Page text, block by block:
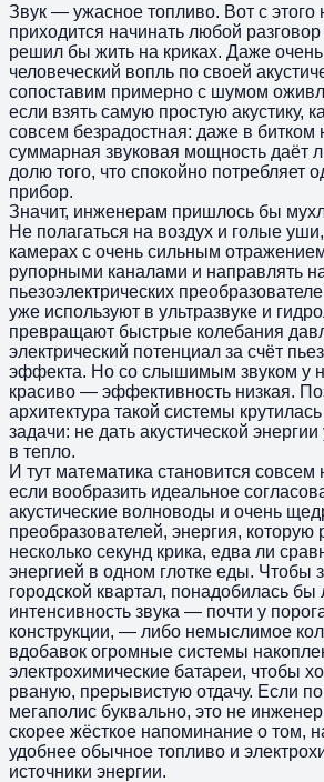
Звук — ужасное топливо. Вот с этого
приходится начинать любой
решил бы жить на криках. Даже очень
человеческий вопль по своей
сопоставим примерно с шумом
если взять самую простую акустику,
совсем безрадостная: даже в битком
суммарная звуковая мощность даёт
долю того, что спокойно потребляет
прибор.
Значит, инженерам пришлось бы
Не полагаться на воздух и голые
камерах с очень сильным
рупорными каналами и направлять
пьезоэлектрических
уже используют в ультразвуке и
превращают быстрые колебания
электрический потенциал за счёт
эффекта. Но со слышимым звуком у
красиво — эффективность низкая.
архитектура такой системы
задачи: не дать акустической энергии
в тепло.
И тут математика становится
если вообразить идеальное
акустические волноводы и очень
преобразователей, энергия, которую
несколько секунд крика, едва ли
энергией в одном глотке еды. Чтобы
городской квартал, понадобилась
интенсивность звука — почти у
конструкции, — либо немыслимое
вдобавок огромные системы
электрохимические батареи, чтобы
рваную, прерывистую отдачу. Если
мегаполис буквально, это не
скорее жёсткое напоминание о том,
удобнее обычное топливо и
источники энергии.